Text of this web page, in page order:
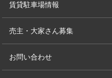
賃貸駐車場情報
売主・大家さん募集
お問い合わせ